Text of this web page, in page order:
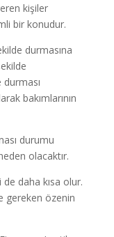
kişiler
bir konudur.
durmasına
bakımlarının
durumu
olacaktır.
daha kısa olur.
gereken özenin